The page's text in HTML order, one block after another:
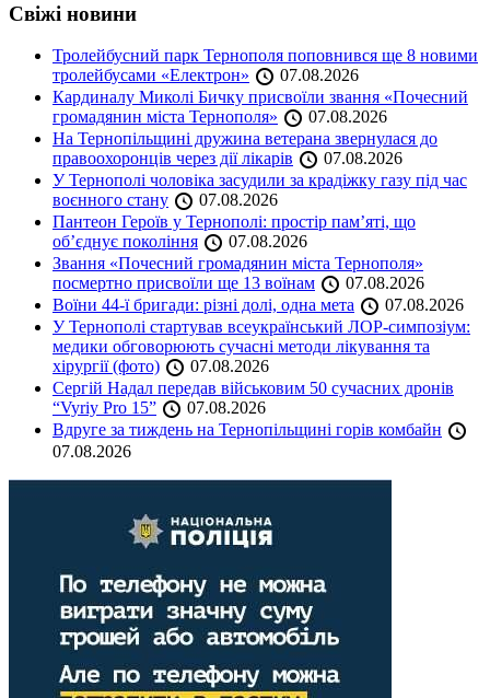
Свіжі новини
Тролейбусний парк Тернополя поповнився ще 8 новими
тролейбусами «Електрон»
07.08.2026
Кардиналу Миколі Бичку присвоїли звання «Почесний
громадянин міста Тернополя»
07.08.2026
На Тернопільщині дружина ветерана звернулася до
правоохоронців через дії лікарів
07.08.2026
У Тернополі чоловіка засудили за крадіжку газу під час
воєнного стану
07.08.2026
Пантеон Героїв у Тернополі: простір пам’яті, що
об’єднує покоління
07.08.2026
Звання «Почесний громадянин міста Тернополя»
посмертно присвоїли ще 13 воїнам
07.08.2026
Воїни 44-ї бригади: різні долі, одна мета
07.08.2026
У Тернополі стартував всеукраїнський ЛОР-симпозіум:
медики обговорюють сучасні методи лікування та
хірургії (фото)
07.08.2026
Сергій Надал передав військовим 50 сучасних дронів
“Vyriy Pro 15”
07.08.2026
Вдруге за тиждень на Тернопільщині горів комбайн
07.08.2026